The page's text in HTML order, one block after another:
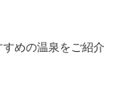
めの温泉をご紹介